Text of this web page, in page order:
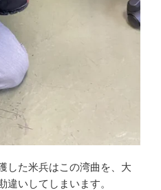
した米兵はこの湾曲を、大
違いしてしまいます。